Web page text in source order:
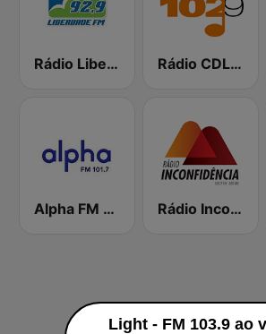
Rádio Liberdade FM 92.9 Rádio CDL 102.9 FM
Alpha FM 101.7 Rádio Inconfidência FM
Light - FM 103.9 ao